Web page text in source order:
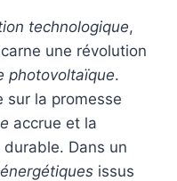
technologique,
une révolution
photovoltaïque.
sur la promesse
accrue et la
durable. Dans un
issus